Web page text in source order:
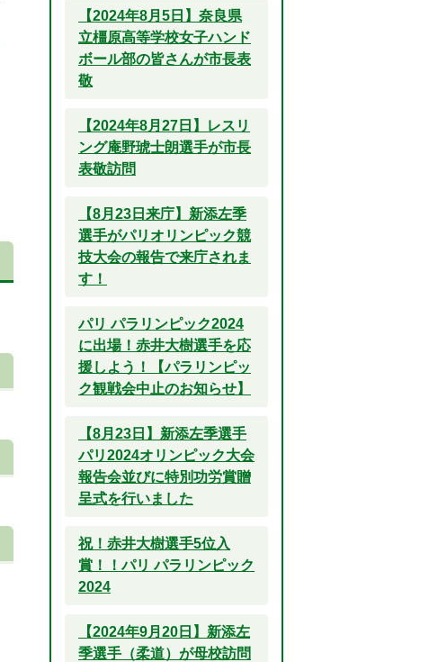
【2024年8月5日】奈良県
立橿原高等学校女子ハンド
ボール部の皆さんが市長表
敬
【2024年8月27日】レスリ
ング庵野琥士朗選手が市長
表敬訪問
【8月23日来庁】新添左季
選手がパリオリンピック競
技大会の報告で来庁されま
す！
パリ パラリンピック2024
に出場！赤井大樹選手を応
援しよう！【パラリンピッ
ク観戦会中止のお知らせ】
【8月23日】新添左季選手
パリ2024オリンピック大会
報告会並びに特別功労賞贈
呈式を行いました
祝！赤井大樹選手5位入
賞！！パリ パラリンピック
2024
【2024年9月20日】新添左
季選手（柔道）が母校訪問